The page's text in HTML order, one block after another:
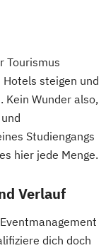
Tourismus
steigen und
Wunder also,
Studiengangs
hier jede Menge.
Verlauf
dich doch